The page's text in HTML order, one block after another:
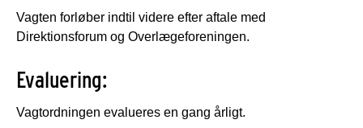
Vagten forløber indtil videre efter aftale med
Direktionsforum og Overlægeforeningen.
Evaluering:
Vagtordningen evalueres en gang årligt.